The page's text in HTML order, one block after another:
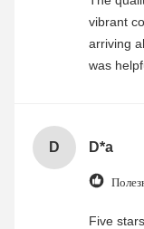
vibrant
arriving
was
D D*a
Five